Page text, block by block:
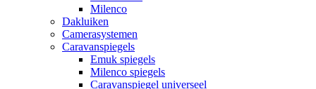
Milenco
Dakluiken
Camerasystemen
Caravanspiegels
Emuk spiegels
Milenco spiegels
Caravanspiegel universeel